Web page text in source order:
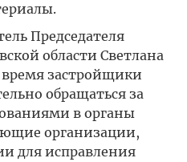
Председателя
области Светлана
время застройщики
обращаться за
в органы
организации,
для исправления